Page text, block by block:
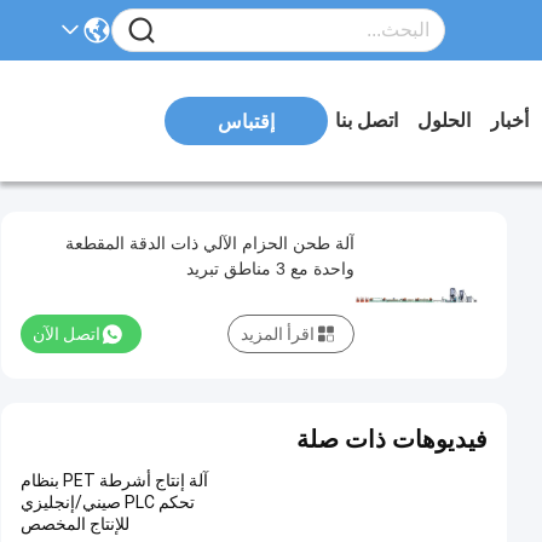
أخبار الحلول اتصل بنا إقتباس
آلة طحن الحزام الآلي ذات الدقة المقطعة
واحدة مع 3 مناطق تبريد
اتصل الآن اقرأ المزيد
فيديوهات ذات صلة
آلة إنتاج أشرطة PET بنظام
تحكم PLC صيني/إنجليزي
للإنتاج المخصص